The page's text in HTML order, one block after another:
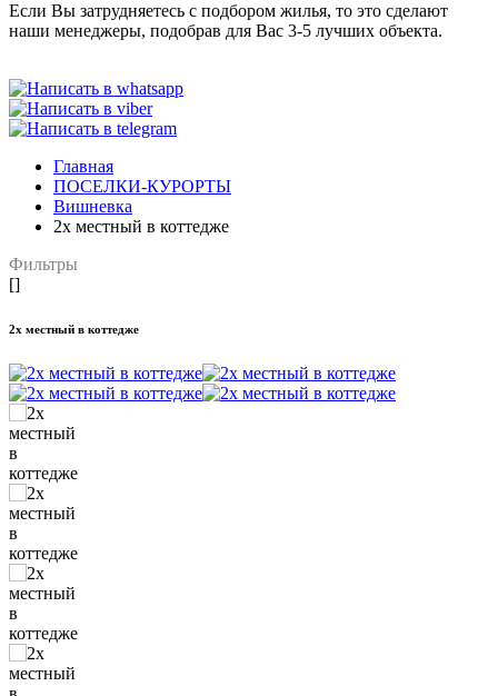
Если Вы затрудняетесь с подбором жилья, то это сделают
наши менеджеры, подобрав для Вас 3-5 лучших объекта.
Главная
ПОСЕЛКИ-КУРОРТЫ
Вишневка
2х местный в коттедже
Фильтры
[]
2х местный в коттедже